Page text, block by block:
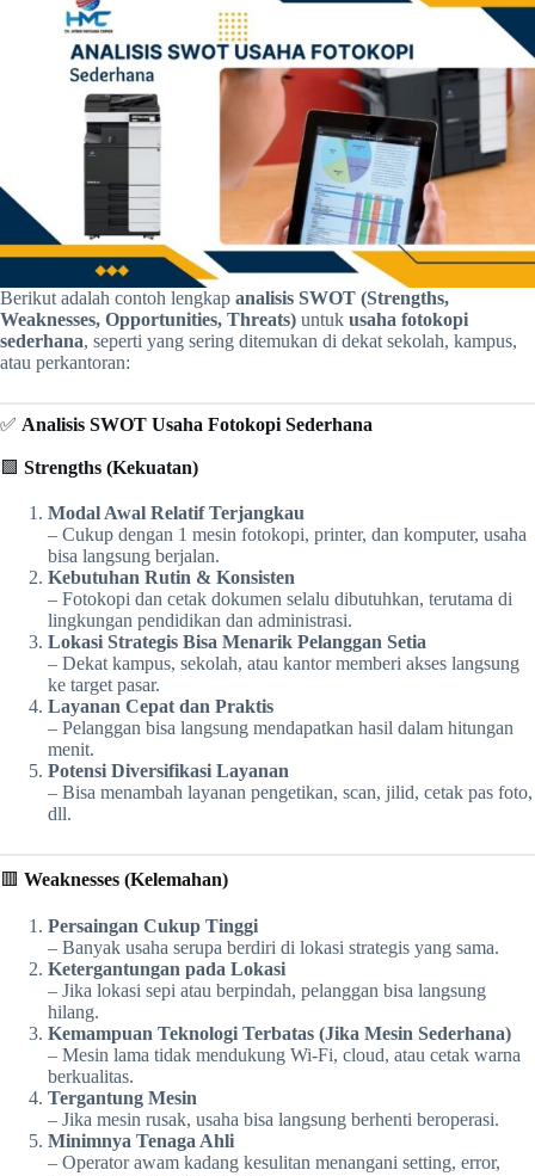
Berikut adalah contoh lengkap analisis SWOT (Strengths,
Weaknesses, Opportunities, Threats) untuk usaha fotokopi
sederhana, seperti yang sering ditemukan di dekat sekolah, kampus,
atau perkantoran:
✅ Analisis SWOT Usaha Fotokopi Sederhana
🟩 Strengths (Kekuatan)
Modal Awal Relatif Terjangkau
– Cukup dengan 1 mesin fotokopi, printer, dan komputer, usaha
bisa langsung berjalan.
Kebutuhan Rutin & Konsisten
– Fotokopi dan cetak dokumen selalu dibutuhkan, terutama di
lingkungan pendidikan dan administrasi.
Lokasi Strategis Bisa Menarik Pelanggan Setia
– Dekat kampus, sekolah, atau kantor memberi akses langsung
ke target pasar.
Layanan Cepat dan Praktis
– Pelanggan bisa langsung mendapatkan hasil dalam hitungan
menit.
Potensi Diversifikasi Layanan
– Bisa menambah layanan pengetikan, scan, jilid, cetak pas foto,
dll.
🟥 Weaknesses (Kelemahan)
Persaingan Cukup Tinggi
– Banyak usaha serupa berdiri di lokasi strategis yang sama.
Ketergantungan pada Lokasi
– Jika lokasi sepi atau berpindah, pelanggan bisa langsung
hilang.
Kemampuan Teknologi Terbatas (Jika Mesin Sederhana)
– Mesin lama tidak mendukung Wi-Fi, cloud, atau cetak warna
berkualitas.
Tergantung Mesin
– Jika mesin rusak, usaha bisa langsung berhenti beroperasi.
Minimnya Tenaga Ahli
– Operator awam kadang kesulitan menangani setting, error,